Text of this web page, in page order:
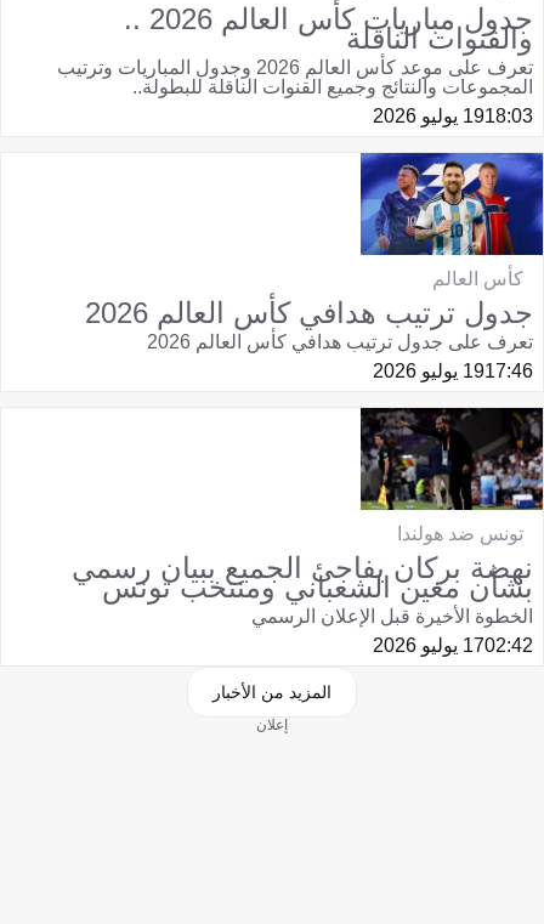
جدول مباريات كأس العالم 2026 ..
والقنوات الناقلة
تعرف على موعد كأس العالم 2026 وجدول المباريات وترتيب
المجموعات والنتائج وجميع القنوات الناقلة للبطولة..
18:0319 يوليو 2026
كأس العالم
جدول ترتيب هدافي كأس العالم 2026
تعرف على جدول ترتيب هدافي كأس العالم 2026
17:4619 يوليو 2026
تونس ضد هولندا
نهضة بركان يفاجئ الجميع ببيان رسمي
بشأن معين الشعباني ومنتخب تونس
الخطوة الأخيرة قبل الإعلان الرسمي
02:4217 يوليو 2026
المزيد من الأخبار
إعلان